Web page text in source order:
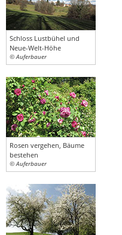
Schloss Lustbühel und
Neue-Welt-Höhe
© Auferbauer
Rosen vergehen, Bäume
bestehen
© Auferbauer